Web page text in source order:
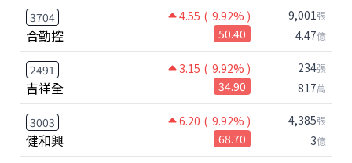
3704 4.55 ( 9.92% )
合勤控 50.40
9,001張
4.47億
2491 3.15 ( 9.92% )
吉祥全 34.90
234張
817萬
3003 6.20 ( 9.92% )
健和興 68.70
4,385張
3億